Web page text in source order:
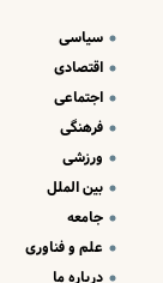
سیاسی
اقتصادی
اجتماعی
فرهنگی
ورزشی
بین الملل
جامعه
علم و فناوری
درباره ما